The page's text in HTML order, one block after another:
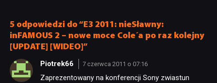
5 odpowiedzi do “E3 2011: nieSławny:
inFAMOUS 2 – nowe moce Cole´a po raz kolejny
[UPDATE] [WIDEO]”
Piotrek66 7 czerwca 2011 o 07:16
Zaprezentowany na konferencji Sony zwiastun